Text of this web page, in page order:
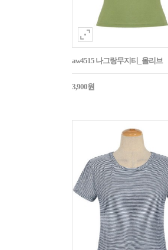
aw4515 나그랑무지티_올리브
3,900원